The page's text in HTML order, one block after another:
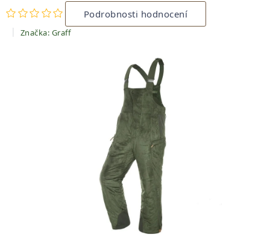
Průměrné
hodnocení
produktu
je
Podrobnosti hodnocení
Značka: Graff